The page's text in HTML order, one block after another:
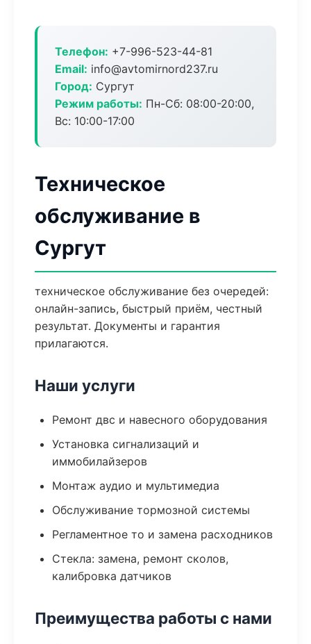
Телефон: +7-996-523-44-81
Email: info@avtomirnord237.ru
Город: Сургут
Режим работы: Пн-Сб: 08:00-20:00,
Вс: 10:00-17:00
Техническое
обслуживание в
Сургут
техническое обслуживание без очередей:
онлайн-запись, быстрый приём, честный
результат. Документы и гарантия
прилагаются.
Наши услуги
Ремонт двс и навесного оборудования
Установка сигнализаций и
иммобилайзеров
Монтаж аудио и мультимедиа
Обслуживание тормозной системы
Регламентное то и замена расходников
Стекла: замена, ремонт сколов,
калибровка датчиков
Преимущества работы с нами